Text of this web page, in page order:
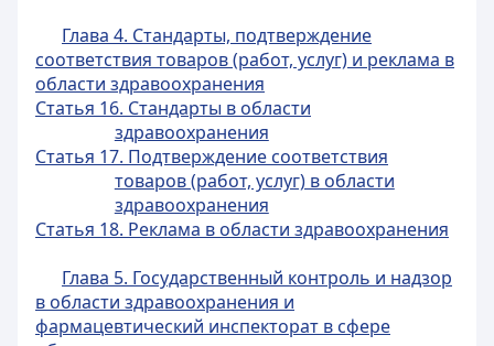
Глава 4. Стандарты, подтверждение
соответствия товаров (работ, услуг) и реклама в
области здравоохранения
Статья 16. Стандарты в области
здравоохранения
Статья 17. Подтверждение соответствия
товаров (работ, услуг) в области
здравоохранения
Статья 18. Реклама в области здравоохранения
Глава 5. Государственный контроль и надзор
в области здравоохранения и
фармацевтический инспекторат в сфере